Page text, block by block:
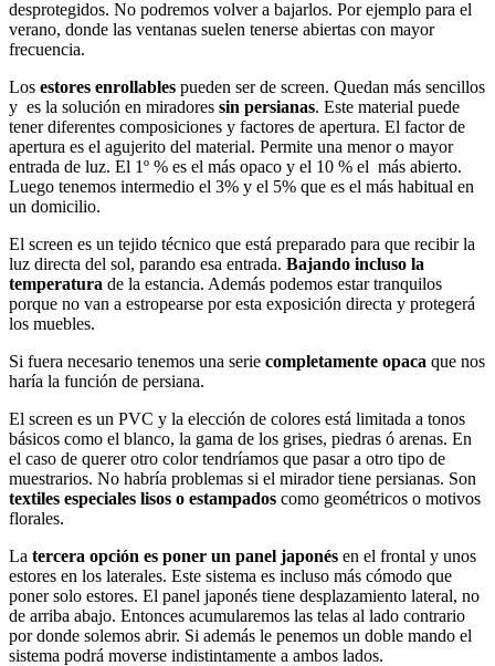
desprotegidos. No podremos volver a bajarlos. Por ejemplo para el
verano, donde las ventanas suelen tenerse abiertas con mayor
frecuencia.
Los estores enrollables pueden ser de screen. Quedan más sencillos
y es la solución en miradores sin persianas. Este material puede
tener diferentes composiciones y factores de apertura. El factor de
apertura es el agujerito del material. Permite una menor o mayor
entrada de luz. El 1º % es el más opaco y el 10 % el más abierto.
Luego tenemos intermedio el 3% y el 5% que es el más habitual en
un domicilio.
El screen es un tejido técnico que está preparado para que recibir la
luz directa del sol, parando esa entrada. Bajando incluso la
temperatura de la estancia. Además podemos estar tranquilos
porque no van a estropearse por esta exposición directa y protegerá
los muebles.
Si fuera necesario tenemos una serie completamente opaca que nos
haría la función de persiana.
El screen es un PVC y la elección de colores está limitada a tonos
básicos como el blanco, la gama de los grises, piedras ó arenas. En
el caso de querer otro color tendríamos que pasar a otro tipo de
muestrarios. No habría problemas si el mirador tiene persianas. Son
textiles especiales lisos o estampados como geométricos o motivos
florales.
La tercera opción es poner un panel japonés en el frontal y unos
estores en los laterales. Este sistema es incluso más cómodo que
poner solo estores. El panel japonés tiene desplazamiento lateral, no
de arriba abajo. Entonces acumularemos las telas al lado contrario
por donde solemos abrir. Si además le penemos un doble mando el
sistema podrá moverse indistintamente a ambos lados.